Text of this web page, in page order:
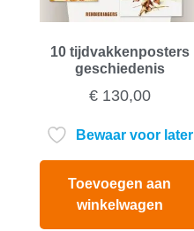
10 tijdvakkenposters
geschiedenis
€130,00
Bewaar voor later
Toevoegen aan
winkelwagen